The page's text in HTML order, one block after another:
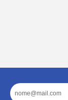
Email